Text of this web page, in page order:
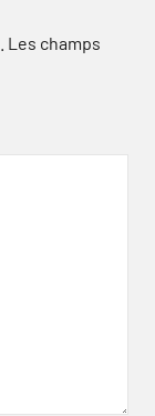
Les champs